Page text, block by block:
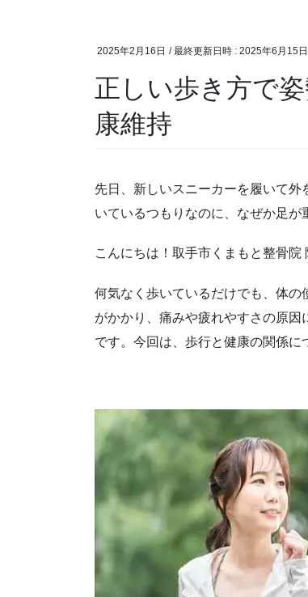
2025年2月16日 / 最終更新日時 : 2025年6月15日
正しい歩き方で
康維持
先日、新しいスニーカーを履いて
いているつもりなのに、なぜか足が
こんにちは！取手市くまもと整骨院
何気なく歩いているだけでも、体
がかかり、痛みや疲れやすさの原
です。今回は、歩行と健康の関係に